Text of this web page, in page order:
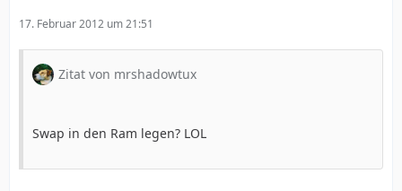
17. Februar 2012 um 21:51
Zitat von mrshadowtux
Swap in den Ram legen? LOL